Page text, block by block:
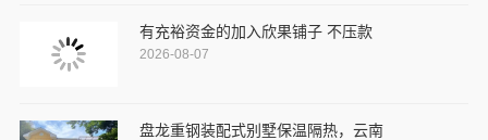
有充裕资金的加入欣果铺子 不压款
2026-08-07
盘龙重钢装配式别墅保温隔热，云南